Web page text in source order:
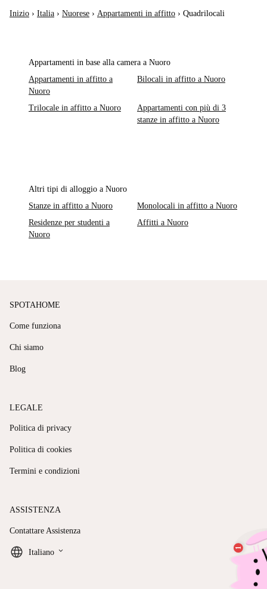
Inizio › Italia › Nuorese › Appartamenti in affitto › Quadrilocali
Appartamenti in base alla camera a Nuoro
Appartamenti in affitto a
Nuoro
Bilocali in affitto a Nuoro
Trilocale in affitto a Nuoro
Appartamenti con più di 3
stanze in affitto a Nuoro
Altri tipi di alloggio a Nuoro
Stanze in affitto a Nuoro
Monolocali in affitto a Nuoro
Residenze per studenti a
Nuoro
Affitti a Nuoro
SPOTAHOME
Come funziona
Chi siamo
Blog
LEGALE
Politica di privacy
Politica di cookies
Termini e condizioni
ASSISTENZA
Contattare Assistenza
Italiano keyboard_arrow_down